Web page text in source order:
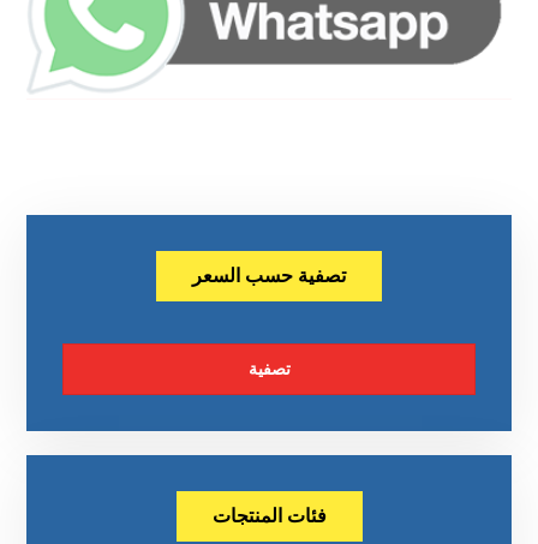
تصفية حسب السعر
تصفية
فئات المنتجات